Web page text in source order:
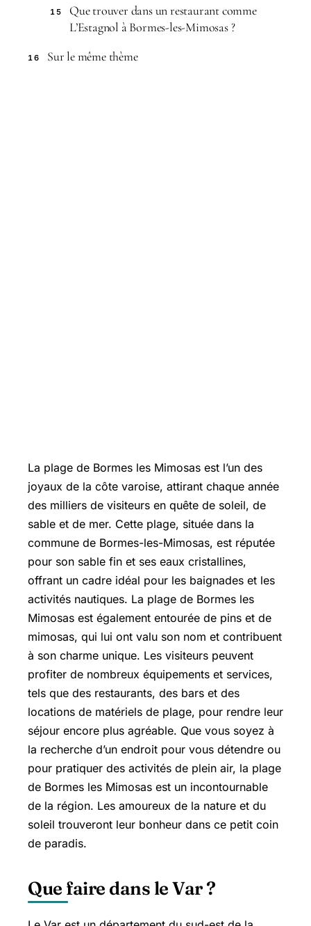
15
Que trouver dans un restaurant comme
L’Estagnol à Bormes-les-Mimosas ?
16 Sur le même thème
La plage de Bormes les Mimosas est l’un des
joyaux de la côte varoise, attirant chaque année
des milliers de visiteurs en quête de soleil, de
sable et de mer. Cette plage, située dans la
commune de Bormes-les-Mimosas, est réputée
pour son sable fin et ses eaux cristallines,
offrant un cadre idéal pour les baignades et les
activités nautiques. La plage de Bormes les
Mimosas est également entourée de pins et de
mimosas, qui lui ont valu son nom et contribuent
à son charme unique. Les visiteurs peuvent
profiter de nombreux équipements et services,
tels que des restaurants, des bars et des
locations de matériels de plage, pour rendre leur
séjour encore plus agréable. Que vous soyez à
la recherche d’un endroit pour vous détendre ou
pour pratiquer des activités de plein air, la plage
de Bormes les Mimosas est un incontournable
de la région. Les amoureux de la nature et du
soleil trouveront leur bonheur dans ce petit coin
de paradis.
Que faire dans le Var ?